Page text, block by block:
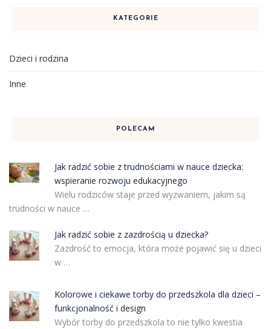
KATEGORIE
Dzieci i rodzina
Inne
POLECAM
Jak radzić sobie z trudnościami w nauce dziecka:
wspieranie rozwoju edukacyjnego
Wielu rodziców staje przed wyzwaniem, jakim są
trudności w nauce …
Jak radzić sobie z zazdrością u dziecka?
Zazdrość to emocja, która może pojawić się u dzieci
w …
Kolorowe i ciekawe torby do przedszkola dla dzieci –
funkcjonalność i design
Wybór torby do przedszkola to nie tylko kwestia